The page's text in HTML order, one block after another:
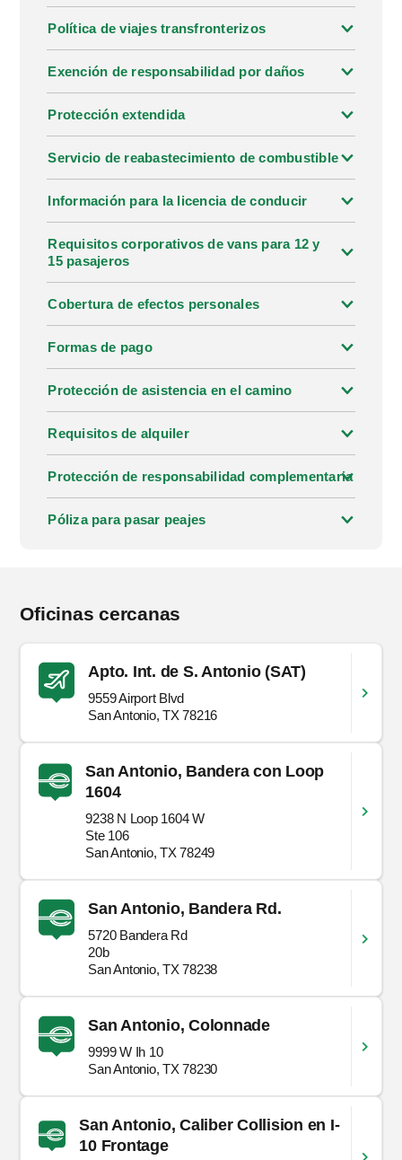
Política de viajes transfronterizos
Exención de responsabilidad por daños
Protección extendida
Servicio de reabastecimiento de combustible
Información para la licencia de conducir
Requisitos corporativos de vans para 12 y
15 pasajeros
Cobertura de efectos personales
Formas de pago
Protección de asistencia en el camino
Requisitos de alquiler
Protección de responsabilidad complementaria
Póliza para pasar peajes
Oficinas cercanas
Apto. Int. de S. Antonio (SAT)
9559 Airport Blvd
San Antonio, TX 78216
San Antonio, Bandera con Loop
1604
9238 N Loop 1604 W
Ste 106
San Antonio, TX 78249
San Antonio, Bandera Rd.
5720 Bandera Rd
20b
San Antonio, TX 78238
San Antonio, Colonnade
9999 W Ih 10
San Antonio, TX 78230
San Antonio, Caliber Collision en I-
10 Frontage